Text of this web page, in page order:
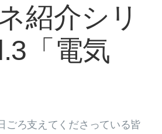
紹介シリ
「電気
ごろ支えてくださっている皆